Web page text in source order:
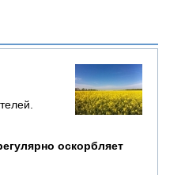
оскорбляет